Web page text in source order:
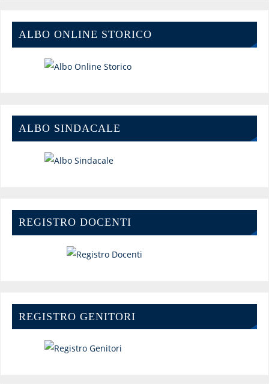
ALBO ONLINE STORICO
ALBO SINDACALE
REGISTRO DOCENTI
REGISTRO GENITORI